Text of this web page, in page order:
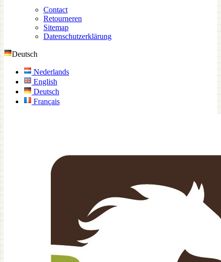
Contact
Retourneren
Sitemap
Datenschutzerklärung
Deutsch
Nederlands
English
Deutsch
Français